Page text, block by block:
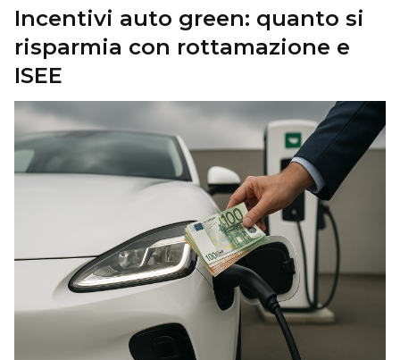
Incentivi auto green: quanto si
risparmia con rottamazione e
ISEE